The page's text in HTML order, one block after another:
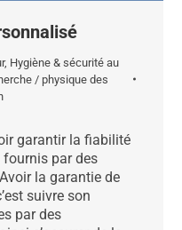
, Hygiène & sécurité au
/ physique des
garantir la fiabilité
par des
la garantie de
suivre son
par des